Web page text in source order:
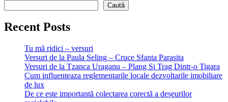
Caută
Recent Posts
Tu mă ridici – versuri
Versuri de la Paula Seling – Cruce Sfanta Parasita
Versuri de la Tzanca Uraganu – Plang Si Trag Dintr-o Tigara
Cum influenteaza reglementarile locale dezvoltarile imobiliare
de lux
De ce este importantă colectarea corectă a deșeurilor